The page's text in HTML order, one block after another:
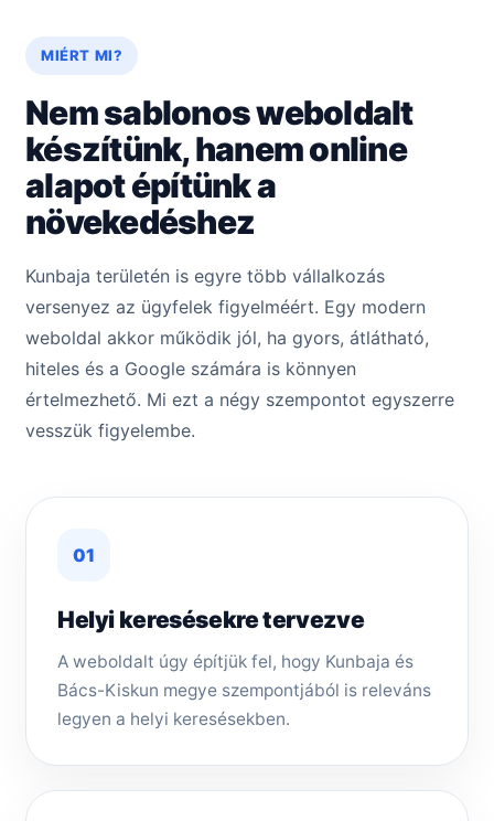
MIÉRT MI?
Nem sablonos weboldalt
készítünk, hanem online
alapot építünk a
növekedéshez
Kunbaja területén is egyre több vállalkozás
versenyez az ügyfelek figyelméért. Egy modern
weboldal akkor működik jól, ha gyors, átlátható,
hiteles és a Google számára is könnyen
értelmezhető. Mi ezt a négy szempontot egyszerre
vesszük figyelembe.
01
Helyi keresésekre tervezve
A weboldalt úgy építjük fel, hogy Kunbaja és
Bács-Kiskun megye szempontjából is releváns
legyen a helyi keresésekben.